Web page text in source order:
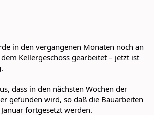
in den vergangenen Monaten noch an
Kellergeschoss gearbeitet – jetzt ist
dass in den nächsten Wochen der
gefunden wird, so daß die Bauarbeiten
fortgesetzt werden.